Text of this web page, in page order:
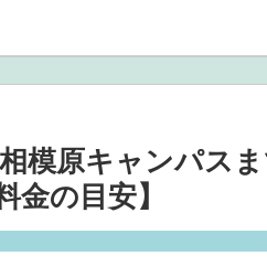
模原キャンパス
の目安】